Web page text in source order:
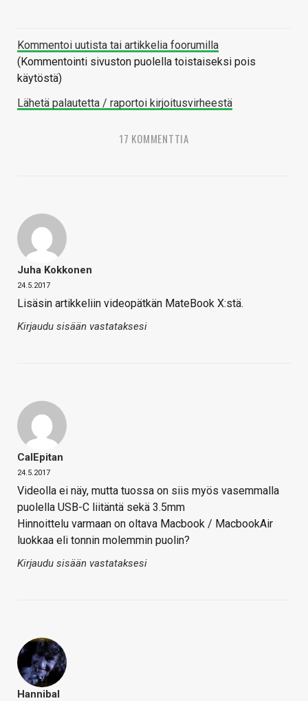
Kommentoi uutista tai artikkelia foorumilla
(Kommentointi sivuston puolella toistaiseksi pois
käytöstä)
Lähetä palautetta / raportoi kirjoitusvirheestä
17 KOMMENTTIA
Juha Kokkonen
24.5.2017
Lisäsin artikkeliin videopätkän MateBook X:stä.
Kirjaudu sisään vastataksesi
CalEpitan
24.5.2017
Videolla ei näy, mutta tuossa on siis myös vasemmalla
puolella USB-C liitäntä sekä 3.5mm
Hinnoittelu varmaan on oltava Macbook / MacbookAir
luokkaa eli tonnin molemmin puolin?
Kirjaudu sisään vastataksesi
Hannibal